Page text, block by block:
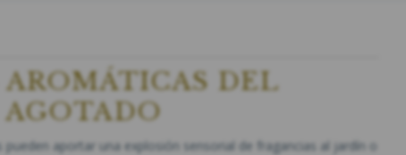
AROMÁTICAS DEL
pueden aportar una explosión sensorial de fragancias al jardín o